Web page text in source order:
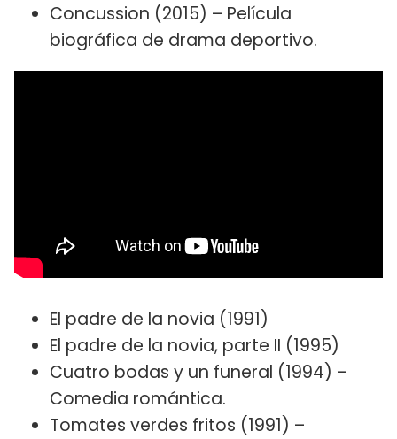
Concussion (2015) – Película
biográfica de drama deportivo.
El padre de la novia (1991)
El padre de la novia, parte II (1995)
Cuatro bodas y un funeral (1994) –
Comedia romántica.
Tomates verdes fritos (1991) –